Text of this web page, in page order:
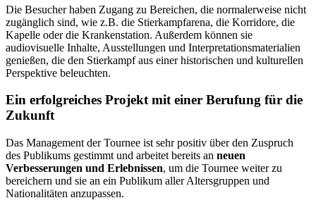
Die Besucher haben Zugang zu Bereichen, die normalerweise nicht
zugänglich sind, wie z.B. die Stierkampfarena, die Korridore, die
Kapelle oder die Krankenstation. Außerdem können sie
audiovisuelle Inhalte, Ausstellungen und Interpretationsmaterialien
genießen, die den Stierkampf aus einer historischen und kulturellen
Perspektive beleuchten.
Ein erfolgreiches Projekt mit einer Berufung für die
Zukunft
Das Management der Tournee ist sehr positiv über den Zuspruch
des Publikums gestimmt und arbeitet bereits an neuen
Verbesserungen und Erlebnissen, um die Tournee weiter zu
bereichern und sie an ein Publikum aller Altersgruppen und
Nationalitäten anzupassen.